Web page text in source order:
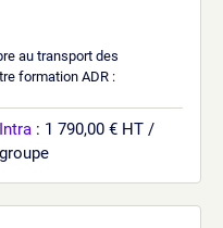
au transport des
formation ADR :
Intra : 1 790,00 € HT /
groupe